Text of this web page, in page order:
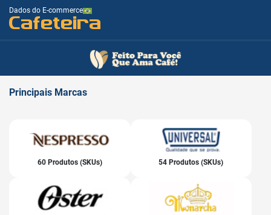
Dados do E-commerce
Cafeteira
Principais Marcas
60 Produtos (SKUs) 54 Produtos (SKUs)